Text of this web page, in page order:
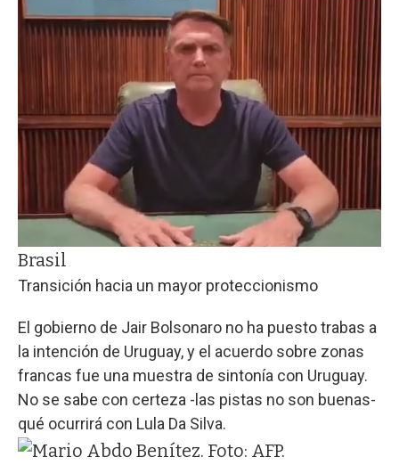
Brasil
Transición hacia un mayor proteccionismo
El gobierno de Jair Bolsonaro no ha puesto trabas a
la intención de Uruguay, y el acuerdo sobre zonas
francas fue una muestra de sintonía con Uruguay.
No se sabe con certeza -las pistas no son buenas-
qué ocurrirá con Lula Da Silva.